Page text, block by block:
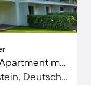
Kinderfreundliches großzügiges Apartment mit Terrasse | Neben dem Strand
Timmendorfer Strand, Ostholstein, Deutschland